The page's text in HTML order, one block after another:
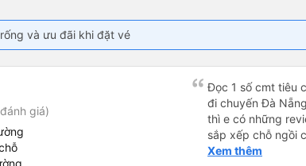
và ưu đãi khi đặt vé
giá)
Đọc 1 số cmt tiêu
đi chuyến Đà
thì e có những
sắp xếp chỗ ngồi cho từng
cùng tần số nên
Xem thêm